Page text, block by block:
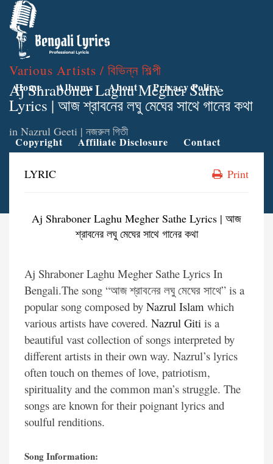
Home Albums About Privacy Policy
Copyright Affiliate Disclosure Contact
Various Artists / বিভিন্ন শিল্পী
Aj Shraboner Laghu Megher Sathe
Lyrics | আজ শ্রাবনের লঘু মেঘের সাথে গানের কথা
in Nazrul Geeti | নজরুল গিতী
LYRIC Print
Aj Shraboner Laghu Megher Sathe Lyrics | আজ
শ্রাবনের লঘু মেঘের সাথে গানের কথা
Aj Shraboner Laghu Megher Sathe Lyrics In
Bengali.The song “আজ শ্রাবনের লঘু মেঘের সাথে” is a
popular song composed by Nazrul Islam which
various artists have covered. Nazrul Giti is a
beautiful vast collection of songs interpreted by
different artists in their own way. Nazrul’s lyrics
often touch on themes of love, patriotism,
spirituality and the common man’s struggle. The
songs are known for their poignant lyrics and
soulful renditions.
Song Information: